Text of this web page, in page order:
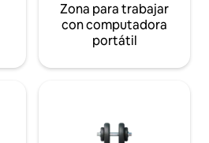
Zona para trabajar
con computadora
portátil